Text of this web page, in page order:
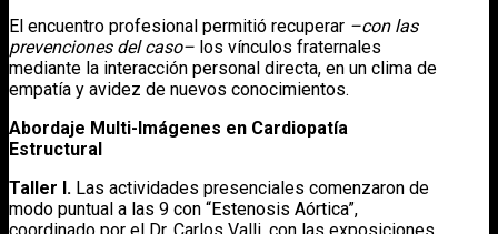
El encuentro profesional permitió recuperar –con las
prevenciones del caso– los vínculos fraternales
mediante la interacción personal directa, en un clima de
empatía y avidez de nuevos conocimientos.
Abordaje Multi-Imágenes en Cardiopatía
Estructural
Taller I. Las actividades presenciales comenzaron de
modo puntual a las 9 con “Estenosis Aórtica”,